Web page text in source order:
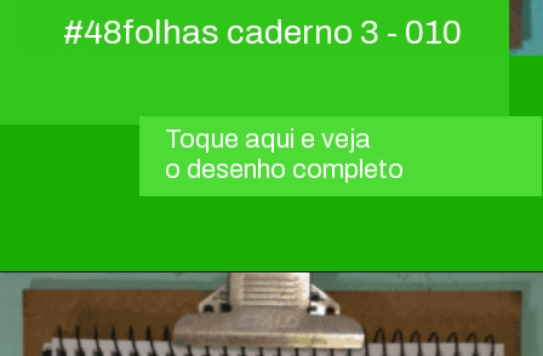
#48folhas caderno 3 - 010
Toque aqui e veja
o desenho completo